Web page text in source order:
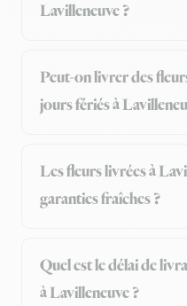
Lavilleneuve ?
Peut-on livrer des
jours fériés à
Les fleurs livrées à
garanties fraîches ?
Quel est le délai de
à Lavilleneuve ?